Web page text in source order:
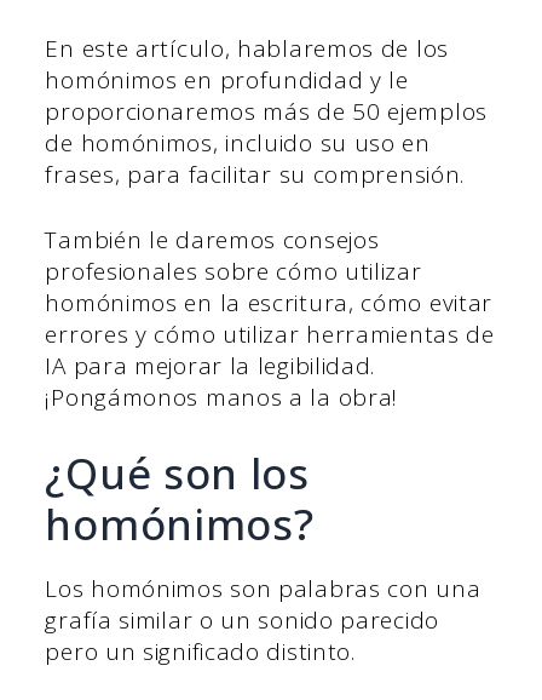
En este artículo, hablaremos de los
homónimos en profundidad y le
proporcionaremos más de 50 ejemplos
de homónimos, incluido su uso en
frases, para facilitar su comprensión.
También le daremos consejos
profesionales sobre cómo utilizar
homónimos en la escritura, cómo evitar
errores y cómo utilizar herramientas de
IA para mejorar la legibilidad.
¡Pongámonos manos a la obra!
¿Qué son los
homónimos?
Los homónimos son palabras con una
grafía similar o un sonido parecido
pero un significado distinto.